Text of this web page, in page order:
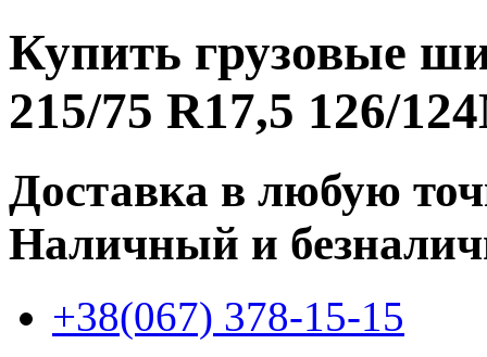
Купить грузовые
215/75 R17,5 126/
Доставка в любую
Наличный и
+38(067) 378-15-15